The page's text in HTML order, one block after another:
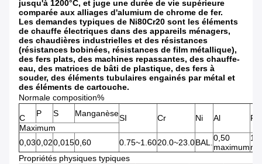
jusqu'à 1200°C, et juge une durée de vie supérieure
comparée aux alliages d'alumium de chrome de fer.
Les demandes typiques de Ni80Cr20 sont les éléments
de chauffe électriques dans des appareils ménagers,
des chaudières industrielles et des résistances
(résistances bobinées, résistances de film métallique),
des fers plats, des machines repassantes, des chauffe-
eau, des matrices de bâti de plastique, des fers à
souder, des éléments tubulaires engainés par métal et
des éléments de cartouche.
Normale composition%
C P S ManganèseSI Cr Ni Al
Fe
Maximum
0,030,020,0150,60 0.75~1.6020.0~23.0BAL.0,50
maximum
1,0
Propriétés physiques typiques